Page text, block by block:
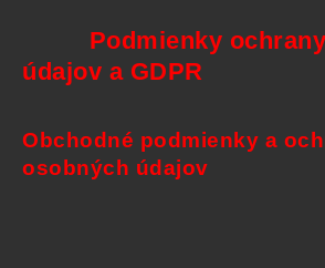
Podmienky
údajov a GDPR
Obchodné podmienky a
osobných údajov